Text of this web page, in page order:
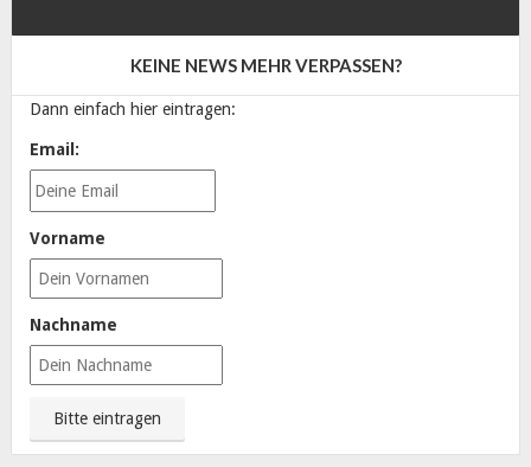
KEINE NEWS MEHR VERPASSEN?
Dann einfach hier eintragen:
Email:
Vorname
Nachname